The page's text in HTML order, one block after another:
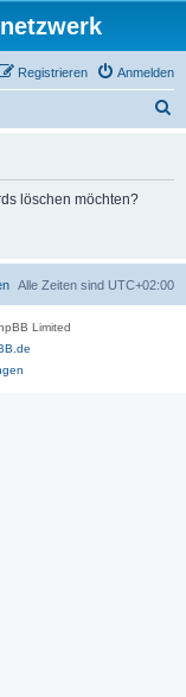
Anmelden
Registrieren
löschen möchten?
Alle Zeiten sind UTC+02:00
Limited